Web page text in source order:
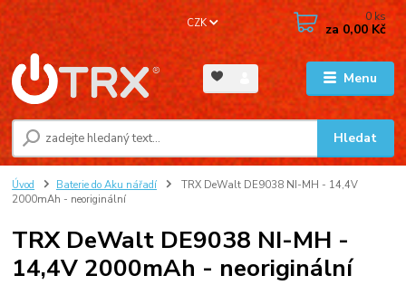
Menu
CZK
Hledat
0 ks
za0,00 Kč
Úvod Baterie do Aku nářadí
TRX DeWalt DE9038 NI-MH - 14,4V
2000mAh - neoriginální
TRX DeWalt DE9038 NI-MH -
14,4V 2000mAh - neoriginální